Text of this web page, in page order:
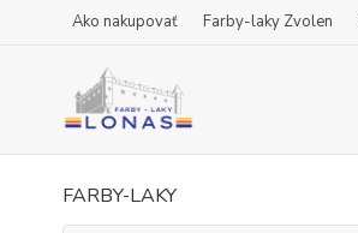
Ako nakupovať Farby-laky Zvolen
FARBY-LAKY